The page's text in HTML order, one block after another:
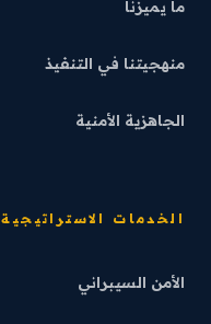
ما يميزنا
منهجيتنا في التنفيذ
الجاهزية الأمنية
الخدمات الاستراتيجية
الأمن السيبراني